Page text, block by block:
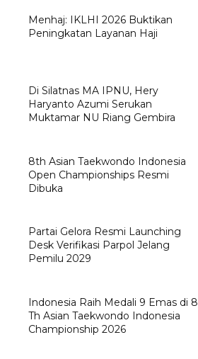
Menhaj: IKLHI 2026 Buktikan
Peningkatan Layanan Haji
Di Silatnas MA IPNU, Hery
Haryanto Azumi Serukan
Muktamar NU Riang Gembira
8th Asian Taekwondo Indonesia
Open Championships Resmi
Dibuka
Partai Gelora Resmi Launching
Desk Verifikasi Parpol Jelang
Pemilu 2029
Indonesia Raih Medali 9 Emas di 8
Th Asian Taekwondo Indonesia
Championship 2026